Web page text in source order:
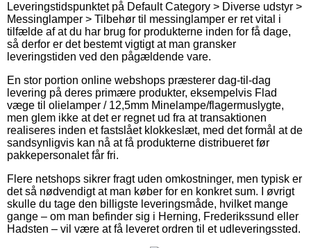
Leveringstidspunktet på Default Category > Diverse udstyr >
Messinglamper > Tilbehør til messinglamper er ret vital i
tilfælde af at du har brug for produkterne inden for få dage,
så derfor er det bestemt vigtigt at man gransker
leveringstiden ved den pågældende vare.
En stor portion online webshops præsterer dag-til-dag
levering på deres primære produkter, eksempelvis Flad
væge til olielamper / 12,5mm Minelampe/flagermuslygte,
men glem ikke at det er regnet ud fra at transaktionen
realiseres inden et fastslået klokkeslæt, med det formål at de
sandsynligvis kan nå at få produkterne distribueret før
pakkepersonalet får fri.
Flere netshops sikrer fragt uden omkostninger, men typisk er
det så nødvendigt at man køber for en konkret sum. I øvrigt
skulle du tage den billigste leveringsmåde, hvilket mange
gange – om man befinder sig i Herning, Frederikssund eller
Hadsten – vil være at få leveret ordren til et udleveringssted.